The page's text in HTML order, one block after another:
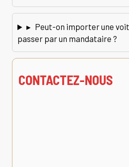
▸ Peut-on importer une
passer par un mandataire ?
CONTACTEZ-NOUS